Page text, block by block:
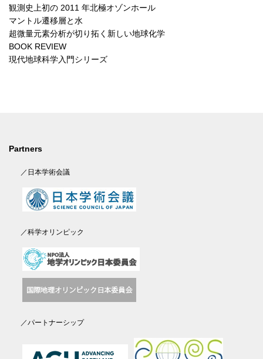
観測史上初の 2011 年北極オゾンホール
マントル遷移層と水
超微量元素分析が切り拓く新しい地球化学
BOOK REVIEW
現代地球科学入門シリーズ
Partners
／日本学術会議
／科学オリンピック
／パートナーシップ